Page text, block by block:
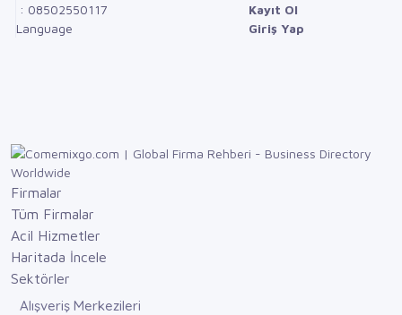
: 08502550117
Language
Kayıt Ol
Giriş Yap
Firmalar
Tüm Firmalar
Acil Hizmetler
Haritada İncele
Sektörler
Alışveriş Merkezileri